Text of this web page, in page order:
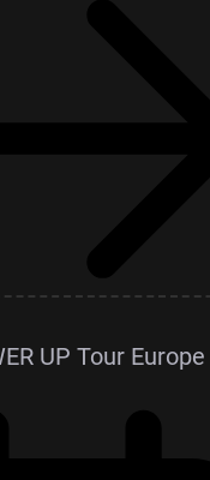
UP Tour